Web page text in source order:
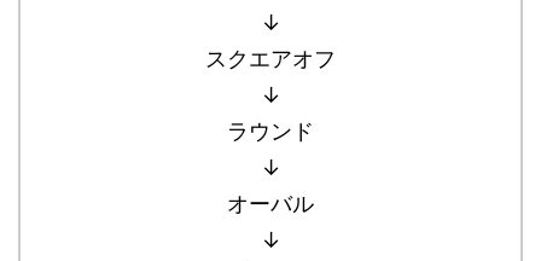
↓
スクエアオフ
↓
ラウンド
↓
オーバル
↓